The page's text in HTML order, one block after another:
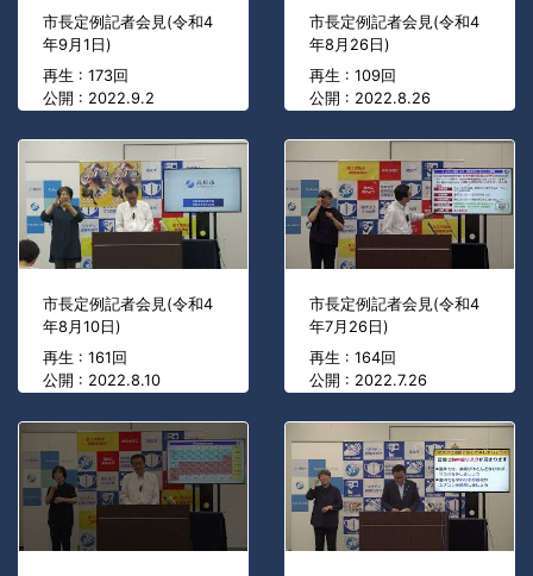
市長定例記者会見(令和4
年9月1日)
再生 : 173回
公開 : 2022.9.2
市長定例記者会見(令和4
年8月26日)
再生 : 109回
公開 : 2022.8.26
市長定例記者会見(令和4
年8月10日)
再生 : 161回
公開 : 2022.8.10
市長定例記者会見(令和4
年7月26日)
再生 : 164回
公開 : 2022.7.26